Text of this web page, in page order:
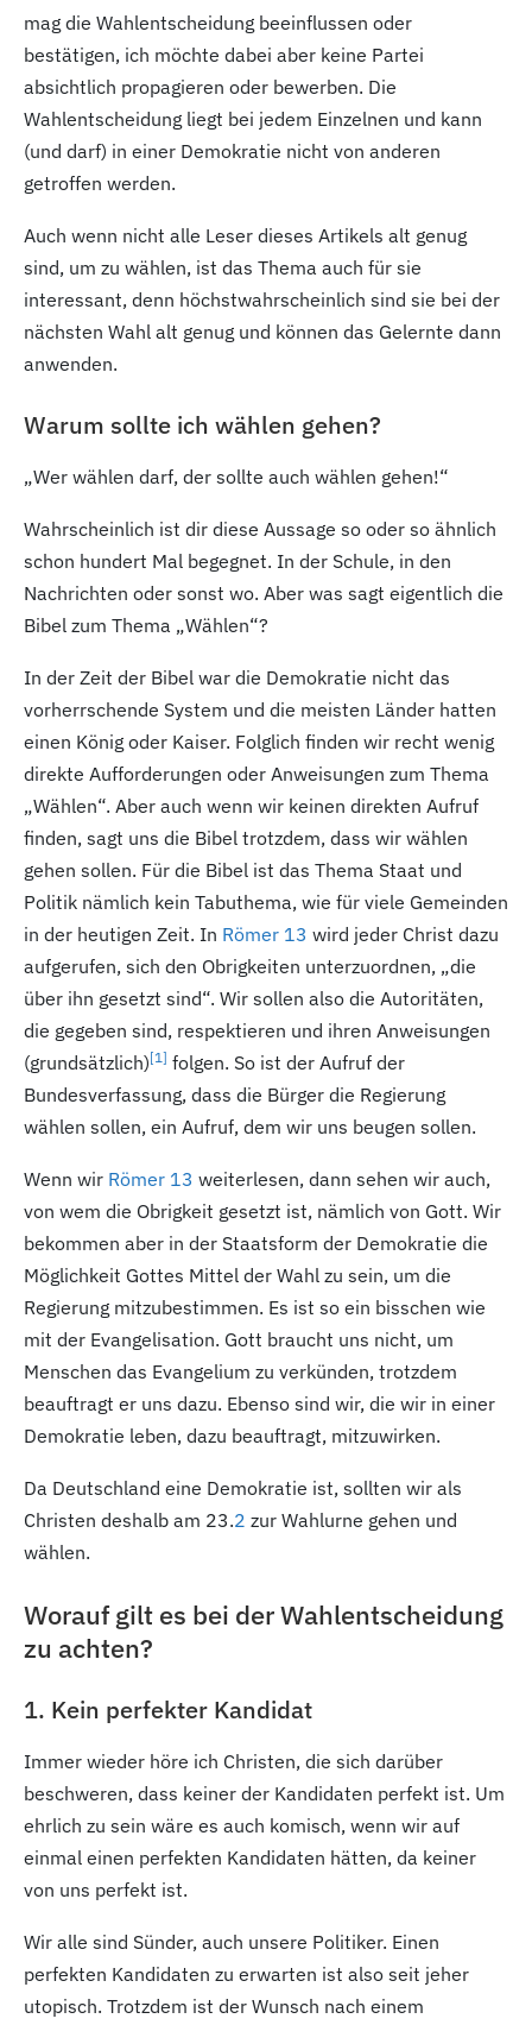
mag die Wahlentscheidung beeinflussen oder
bestätigen, ich möchte dabei aber keine Partei
absichtlich propagieren oder bewerben. Die
Wahlentscheidung liegt bei jedem Einzelnen und kann
(und darf) in einer Demokratie nicht von anderen
getroffen werden.
Auch wenn nicht alle Leser dieses Artikels alt genug
sind, um zu wählen, ist das Thema auch für sie
interessant, denn höchstwahrscheinlich sind sie bei der
nächsten Wahl alt genug und können das Gelernte dann
anwenden.
Warum sollte ich wählen gehen?
„Wer wählen darf, der sollte auch wählen gehen!“
Wahrscheinlich ist dir diese Aussage so oder so ähnlich
schon hundert Mal begegnet. In der Schule, in den
Nachrichten oder sonst wo. Aber was sagt eigentlich die
Bibel zum Thema „Wählen“?
In der Zeit der Bibel war die Demokratie nicht das
vorherrschende System und die meisten Länder hatten
einen König oder Kaiser. Folglich finden wir recht wenig
direkte Aufforderungen oder Anweisungen zum Thema
„Wählen“. Aber auch wenn wir keinen direkten Aufruf
finden, sagt uns die Bibel trotzdem, dass wir wählen
gehen sollen. Für die Bibel ist das Thema Staat und
Politik nämlich kein Tabuthema, wie für viele Gemeinden
in der heutigen Zeit. In Römer 13 wird jeder Christ dazu
aufgerufen, sich den Obrigkeiten unterzuordnen, „die
über ihn gesetzt sind“. Wir sollen also die Autoritäten,
die gegeben sind, respektieren und ihren Anweisungen
(grundsätzlich)[1] folgen. So ist der Aufruf der
Bundesverfassung, dass die Bürger die Regierung
wählen sollen, ein Aufruf, dem wir uns beugen sollen.
Wenn wir Römer 13 weiterlesen, dann sehen wir auch,
von wem die Obrigkeit gesetzt ist, nämlich von Gott. Wir
bekommen aber in der Staatsform der Demokratie die
Möglichkeit Gottes Mittel der Wahl zu sein, um die
Regierung mitzubestimmen. Es ist so ein bisschen wie
mit der Evangelisation. Gott braucht uns nicht, um
Menschen das Evangelium zu verkünden, trotzdem
beauftragt er uns dazu. Ebenso sind wir, die wir in einer
Demokratie leben, dazu beauftragt, mitzuwirken.
Da Deutschland eine Demokratie ist, sollten wir als
Christen deshalb am 23.2 zur Wahlurne gehen und
wählen.
Worauf gilt es bei der Wahlentscheidung
zu achten?
1. Kein perfekter Kandidat
Immer wieder höre ich Christen, die sich darüber
beschweren, dass keiner der Kandidaten perfekt ist. Um
ehrlich zu sein wäre es auch komisch, wenn wir auf
einmal einen perfekten Kandidaten hätten, da keiner
von uns perfekt ist.
Wir alle sind Sünder, auch unsere Politiker. Einen
perfekten Kandidaten zu erwarten ist also seit jeher
utopisch. Trotzdem ist der Wunsch nach einem